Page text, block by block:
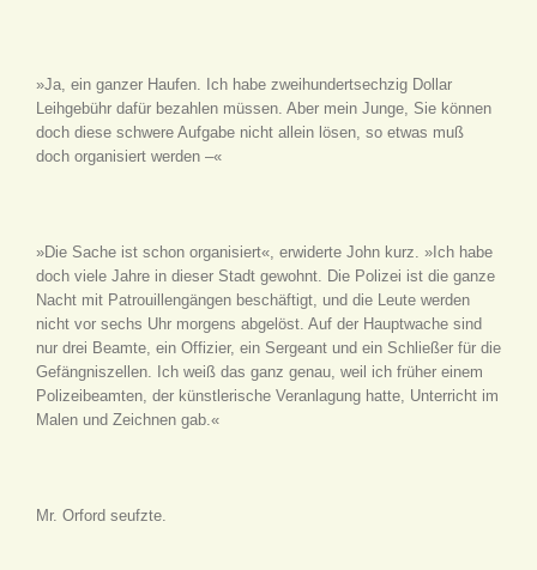
»Ja, ein ganzer Haufen. Ich habe zweihundertsechzig Dollar
Leihgebühr dafür bezahlen müssen. Aber mein Junge, Sie können
doch diese schwere Aufgabe nicht allein lösen, so etwas muß
doch organisiert werden –«
»Die Sache ist schon organisiert«, erwiderte John kurz. »Ich habe
doch viele Jahre in dieser Stadt gewohnt. Die Polizei ist die ganze
Nacht mit Patrouillengängen beschäftigt, und die Leute werden
nicht vor sechs Uhr morgens abgelöst. Auf der Hauptwache sind
nur drei Beamte, ein Offizier, ein Sergeant und ein Schließer für die
Gefängniszellen. Ich weiß das ganz genau, weil ich früher einem
Polizeibeamten, der künstlerische Veranlagung hatte, Unterricht im
Malen und Zeichnen gab.«
Mr. Orford seufzte.